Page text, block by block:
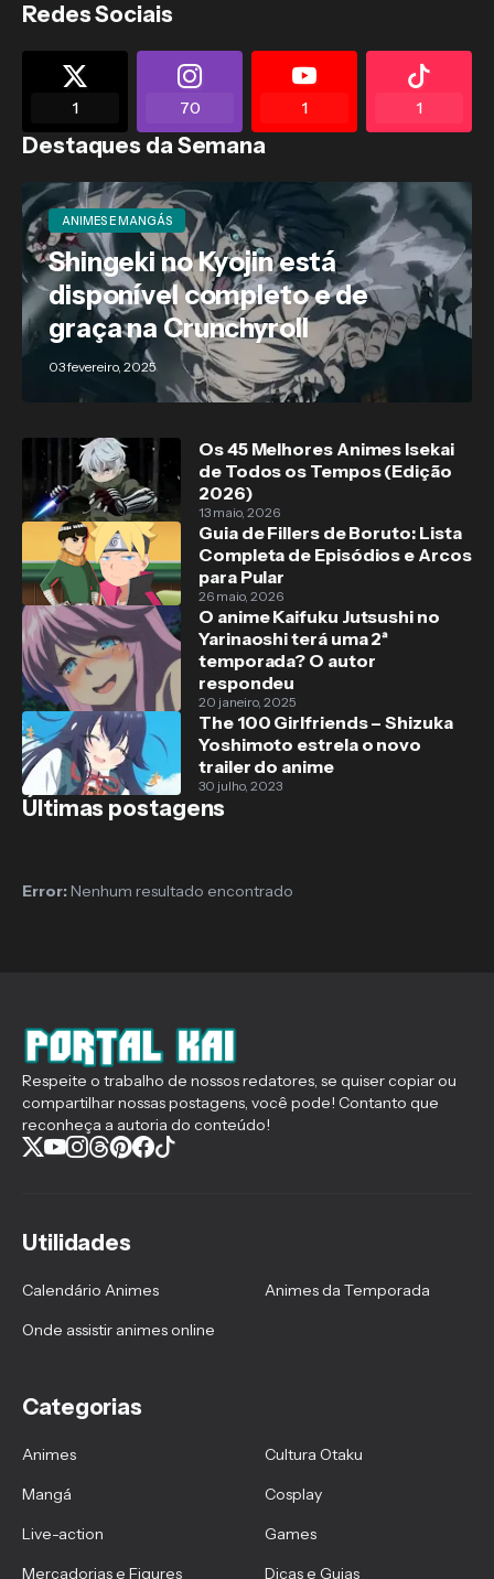
Redes Sociais
1 70 1 1
Destaques da Semana
ANIMES E MANGÁS
Shingeki no Kyojin está
disponível completo e de
graça na Crunchyroll
03 fevereiro, 2025
Os 45 Melhores Animes Isekai
de Todos os Tempos (Edição
2026)
13 maio, 2026
Guia de Fillers de Boruto: Lista
Completa de Episódios e Arcos
para Pular
26 maio, 2026
O anime Kaifuku Jutsushi no
Yarinaoshi terá uma 2ª
temporada? O autor
respondeu
20 janeiro, 2025
The 100 Girlfriends – Shizuka
Yoshimoto estrela o novo
trailer do anime
30 julho, 2023
Últimas postagens
Error: Nenhum resultado encontrado
Respeite o trabalho de nossos redatores, se quiser copiar ou
compartilhar nossas postagens, você pode! Contanto que
reconheça a autoria do conteúdo!
Utilidades
Calendário Animes
Animes da Temporada
Onde assistir animes online
Categorias
Animes
Cultura Otaku
Mangá
Cosplay
Live-action
Games
Mercadorias e Figures
Dicas e Guias